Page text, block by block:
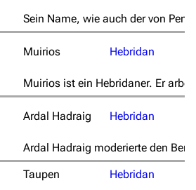
Sein Name, wie auch der von
Muirios Hebridan
Muirios ist ein Hebridaner. Er
Ardal Hadraig Hebridan
Ardal Hadraig moderierte den
Taupen
Hebridan